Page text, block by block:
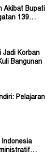
Akibat Bupati
139
Jadi Korban
Bangunan
Pelajaran
Indonesia